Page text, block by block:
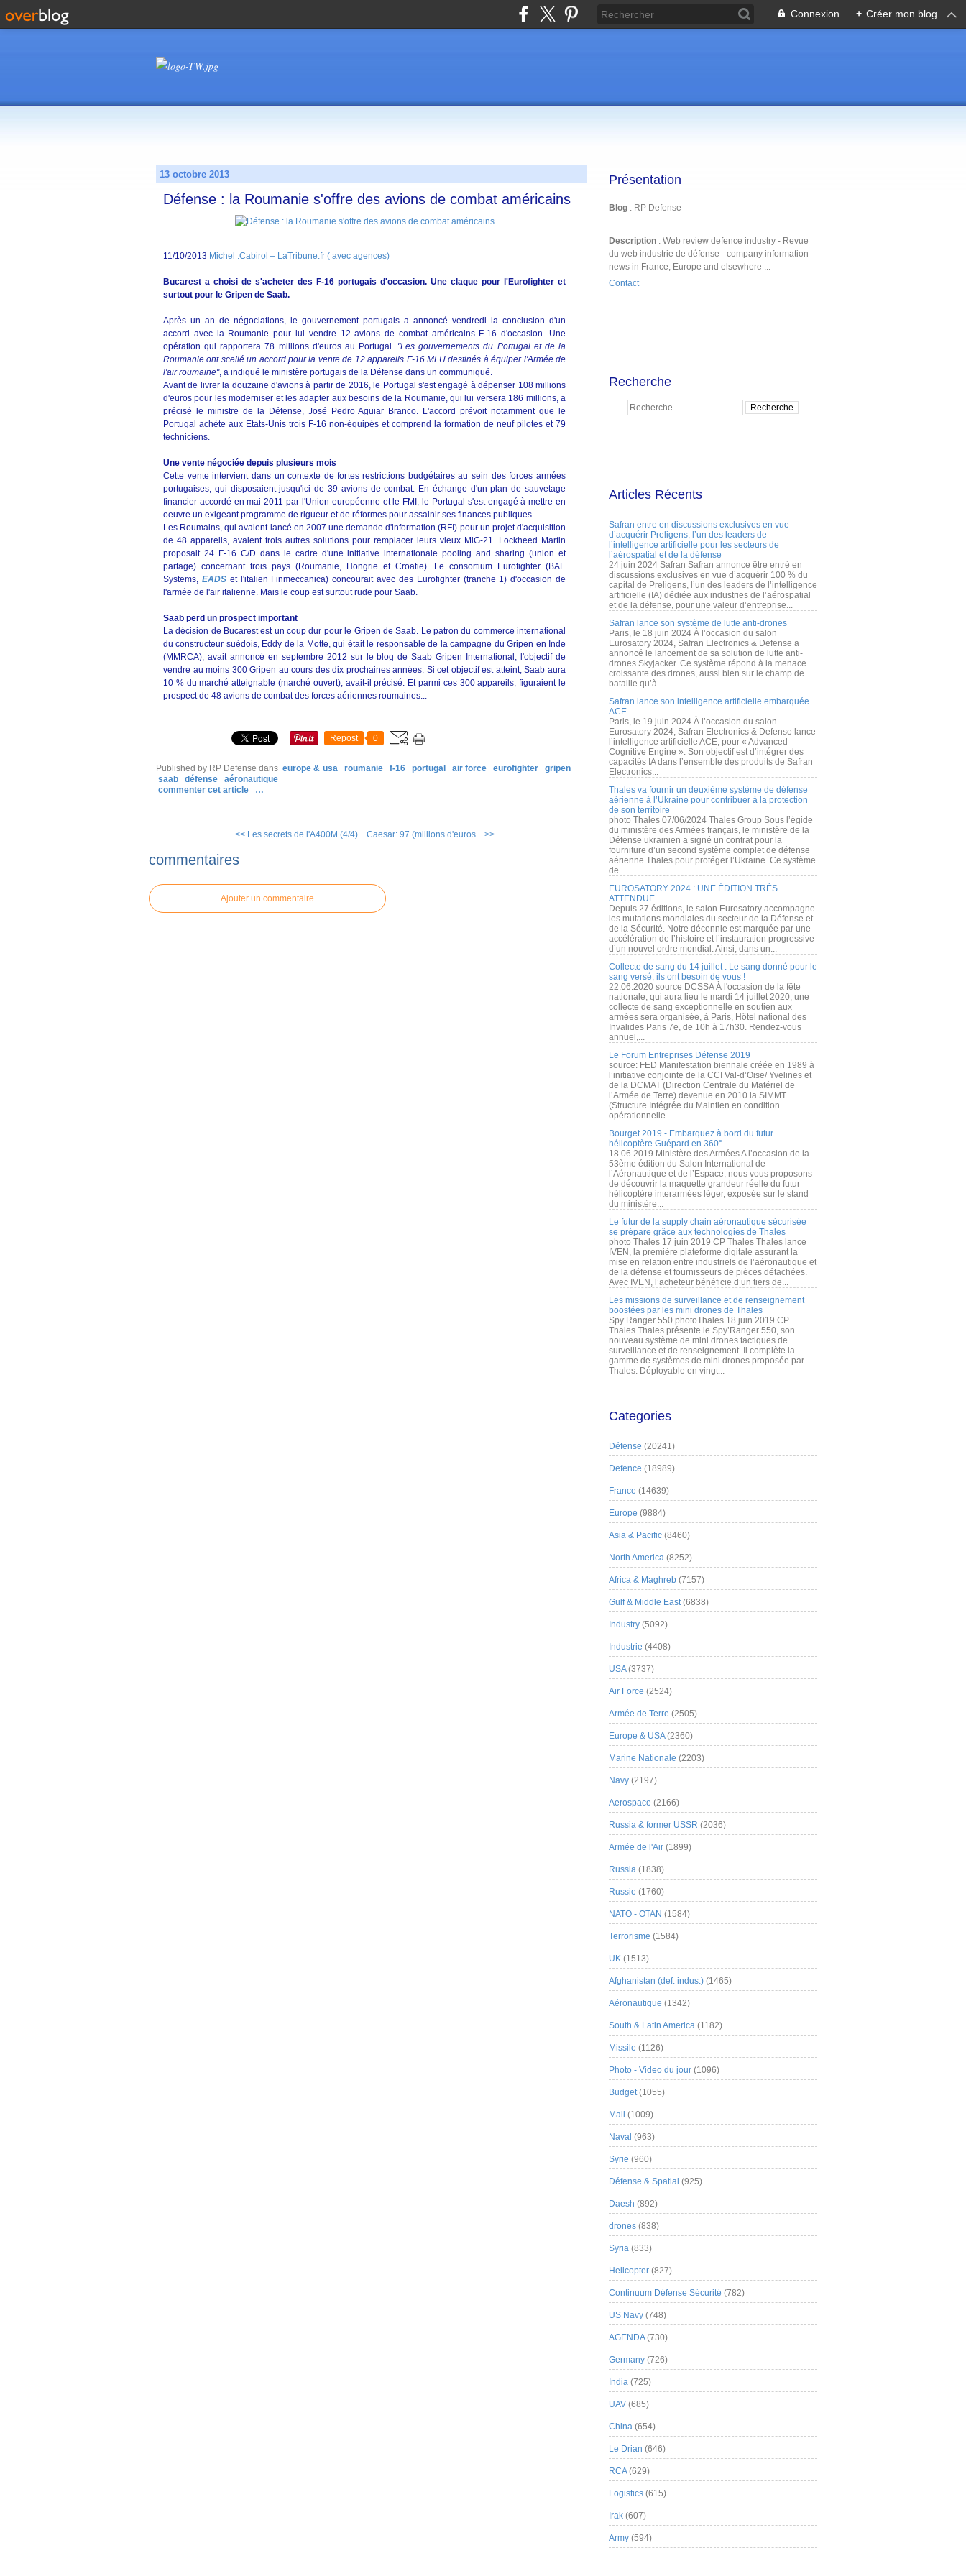
Connexion + Créer mon blog
13 octobre 2013
Défense : la Roumanie s'offre des avions de combat américains
11/10/2013 Michel .Cabirol – LaTribune.fr ( avec agences)
Bucarest a choisi de s'acheter des F-16 portugais d'occasion. Une claque pour l'Eurofighter et
surtout pour le Gripen de Saab.
Après un an de négociations, le gouvernement portugais a annoncé vendredi la conclusion d'un
accord avec la Roumanie pour lui vendre 12 avions de combat américains F-16 d'occasion. Une
opération qui rapportera 78 millions d'euros au Portugal. "Les gouvernements du Portugal et de la
Roumanie ont scellé un accord pour la vente de 12 appareils F-16 MLU destinés à équiper l'Armée de
l'air roumaine", a indiqué le ministère portugais de la Défense dans un communiqué.
Avant de livrer la douzaine d'avions à partir de 2016, le Portugal s'est engagé à dépenser 108 millions
d'euros pour les moderniser et les adapter aux besoins de la Roumanie, qui lui versera 186 millions, a
précisé le ministre de la Défense, José Pedro Aguiar Branco. L'accord prévoit notamment que le
Portugal achète aux Etats-Unis trois F-16 non-équipés et comprend la formation de neuf pilotes et 79
techniciens.
Une vente négociée depuis plusieurs mois
Cette vente intervient dans un contexte de fortes restrictions budgétaires au sein des forces armées
portugaises, qui disposaient jusqu'ici de 39 avions de combat. En échange d'un plan de sauvetage
financier accordé en mai 2011 par l'Union européenne et le FMI, le Portugal s'est engagé à mettre en
oeuvre un exigeant programme de rigueur et de réformes pour assainir ses finances publiques.
Les Roumains, qui avaient lancé en 2007 une demande d'information (RFI) pour un projet d'acquisition
de 48 appareils, avaient trois autres solutions pour remplacer leurs vieux MiG-21. Lockheed Martin
proposait 24 F-16 C/D dans le cadre d'une initiative internationale pooling and sharing (union et
partage) concernant trois pays (Roumanie, Hongrie et Croatie). Le consortium Eurofighter (BAE
Systems, EADSet l'italien Finmeccanica) concourait avec des Eurofighter (tranche 1) d'occasion de
l'armée de l'air italienne. Mais le coup est surtout rude pour Saab.
Saab perd un prospect important
La décision de Bucarest est un coup dur pour le Gripen de Saab. Le patron du commerce international
du constructeur suédois, Eddy de la Motte, qui était le responsable de la campagne du Gripen en Inde
(MMRCA), avait annoncé en septembre 2012 sur le blog de Saab Gripen International, l'objectif de
vendre au moins 300 Gripen au cours des dix prochaines années. Si cet objectif est atteint, Saab aura
10 % du marché atteignable (marché ouvert), avait-il précisé. Et parmi ces 300 appareils, figuraient le
prospect de 48 avions de combat des forces aériennes roumaines...
Repost 0
Published by RP Defense dans europe & usa roumanie f-16 portugal air force eurofighter
gripen
saab
défense
aéronautique
commenter cet article
…
<< Les secrets de l'A400M (4/4)... Caesar: 97 (millions d'euros... >>
commentaires
Ajouter un commentaire
Présentation
Blog : RP Defense
Description : Web review defence industry - Revue
du web industrie de défense - company information -
news in France, Europe and elsewhere ...
Contact
Recherche
Articles Récents
Safran entre en discussions exclusives en vue
d’acquérir Preligens, l’un des leaders de
l’intelligence artificielle pour les secteurs de
l’aérospatial et de la défense
24 juin 2024 Safran Safran annonce être entré en
discussions exclusives en vue d’acquérir 100 % du
capital de Preligens, l’un des leaders de l’intelligence
artificielle (IA) dédiée aux industries de l’aérospatial
et de la défense, pour une valeur d’entreprise...
Safran lance son système de lutte anti-drones
Paris, le 18 juin 2024 À l’occasion du salon
Eurosatory 2024, Safran Electronics & Defense a
annoncé le lancement de sa solution de lutte anti-
drones Skyjacker. Ce système répond à la menace
croissante des drones, aussi bien sur le champ de
bataille qu’à...
Safran lance son intelligence artificielle embarquée
ACE
Paris, le 19 juin 2024 À l’occasion du salon
Eurosatory 2024, Safran Electronics & Defense lance
l’intelligence artificielle ACE, pour « Advanced
Cognitive Engine ». Son objectif est d’intégrer des
capacités IA dans l’ensemble des produits de Safran
Electronics...
Thales va fournir un deuxième système de défense
aérienne à l’Ukraine pour contribuer à la protection
de son territoire
photo Thales 07/06/2024 Thales Group Sous l’égide
du ministère des Armées français, le ministère de la
Défense ukrainien a signé un contrat pour la
fourniture d’un second système complet de défense
aérienne Thales pour protéger l’Ukraine. Ce système
de...
EUROSATORY 2024 : UNE ÉDITION TRÈS
ATTENDUE
Depuis 27 éditions, le salon Eurosatory accompagne
les mutations mondiales du secteur de la Défense et
de la Sécurité. Notre décennie est marquée par une
accélération de l’histoire et l’instauration progressive
d’un nouvel ordre mondial. Ainsi, dans un...
Collecte de sang du 14 juillet : Le sang donné pour le
sang versé, ils ont besoin de vous !
22.06.2020 source DCSSA À l'occasion de la fête
nationale, qui aura lieu le mardi 14 juillet 2020, une
collecte de sang exceptionnelle en soutien aux
armées sera organisée, à Paris, Hôtel national des
Invalides Paris 7e, de 10h à 17h30. Rendez-vous
annuel,...
Le Forum Entreprises Défense 2019
source: FED Manifestation biennale créée en 1989 à
l’initiative conjointe de la CCI Val-d’Oise/ Yvelines et
de la DCMAT (Direction Centrale du Matériel de
l’Armée de Terre) devenue en 2010 la SIMMT
(Structure Intégrée du Maintien en condition
opérationnelle...
Bourget 2019 - Embarquez à bord du futur
hélicoptère Guépard en 360°
18.06.2019 Ministère des Armées A l’occasion de la
53ème édition du Salon International de
l’Aéronautique et de l’Espace, nous vous proposons
de découvrir la maquette grandeur réelle du futur
hélicoptère interarmées léger, exposée sur le stand
du ministère...
Le futur de la supply chain aéronautique sécurisée
se prépare grâce aux technologies de Thales
photo Thales 17 juin 2019 CP Thales Thales lance
IVEN, la première plateforme digitale assurant la
mise en relation entre industriels de l’aéronautique et
de la défense et fournisseurs de pièces détachées.
Avec IVEN, l’acheteur bénéficie d’un tiers de...
Les missions de surveillance et de renseignement
boostées par les mini drones de Thales
Spy’Ranger 550 photoThales 18 juin 2019 CP
Thales Thales présente le Spy’Ranger 550, son
nouveau système de mini drones tactiques de
surveillance et de renseignement. Il complète la
gamme de systèmes de mini drones proposée par
Thales. Déployable en vingt...
Categories
Défense (20241)
Defence (18989)
France (14639)
Europe (9884)
Asia & Pacific (8460)
North America (8252)
Africa & Maghreb (7157)
Gulf & Middle East(6838)
Industry (5092)
Industrie (4408)
USA(3737)
Air Force (2524)
Armée de Terre (2505)
Europe & USA(2360)
Marine Nationale (2203)
Navy (2197)
Aerospace (2166)
Russia & former USSR (2036)
Armée de l'Air (1899)
Russia (1838)
Russie (1760)
NATO - OTAN (1584)
Terrorisme (1584)
UK (1513)
Afghanistan (def. indus.) (1465)
Aéronautique (1342)
South & Latin America (1182)
Missile (1126)
Photo - Video du jour (1096)
Budget(1055)
Mali (1009)
Naval (963)
Syrie (960)
Défense & Spatial (925)
Daesh (892)
drones (838)
Syria (833)
Helicopter (827)
Continuum Défense Sécurité (782)
US Navy (748)
AGENDA(730)
Germany (726)
India (725)
UAV (685)
China (654)
Le Drian (646)
RCA(629)
Logistics (615)
Irak (607)
Army (594)